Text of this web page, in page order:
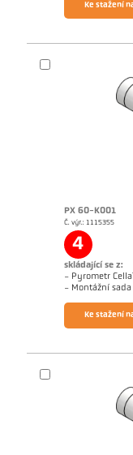
Ke stažení
PX 60-K001
Č. výr.: 1115355
4
skládající se z:
- Pyrometr
- Montážní sada
Brožura CellaTemp
Ke stažení